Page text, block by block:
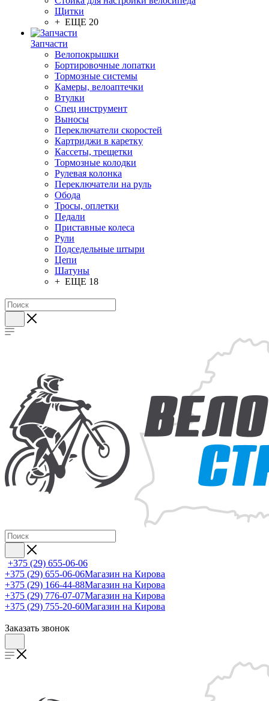
Щитки
+ ЕЩЕ 20
Запчасти
Велопокрышки
Бортировочные лопатки
Тормозные системы
Камеры, велоаптечки
Втулки
Спец инструмент
Выносы
Переключатели скоростей
Картриджи в каретку
Кассеты, трещетки
Тормозные колодки
Рулевая колонка
Переключатели на руль
Обода
Тросы, оплетки
Педали
Приставные колеса
Рули
Подседельные штыри
Цепи
Шатуны
+ ЕЩЕ 18
+375 (29) 655-06-06
+375 (29) 655-06-06Магазин на Кирова
+375 (29) 166-44-88Магазин на Кирова
+375 (29) 776-07-07Магазин на Кирова
+375 (29) 755-20-60Магазин на Кирова
Заказать звонок